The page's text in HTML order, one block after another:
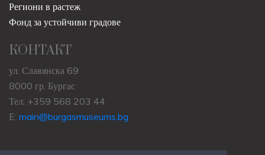
Региони в растеж
Фонд за устойчиви градове
КОНТАКТ
ул. Славянска 69
8000 гр. Бургас
Тел: +359 568 203 44
E: main@burgasmuseums.bg